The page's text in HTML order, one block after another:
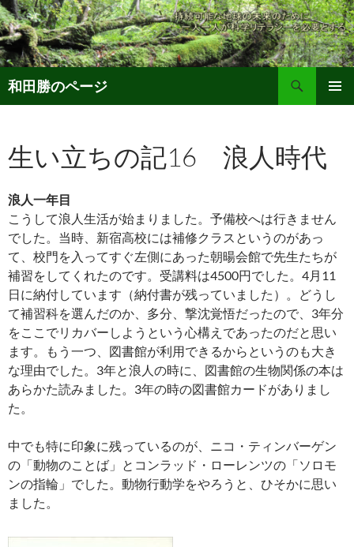
コ
ン
テ
ン
ツ
へ
ッ
和田勝のページ
検
索
生い立ちの記16 浪人時代
浪人一年目
こうして浪人生活が始まりました。予備校へは行きません
でした。当時、新宿高校には補修クラスというのがあっ
て、校門を入ってすぐ左側にあった朝暘会館で先生たちが
補習をしてくれたのです。受講料は4500円でした。4月11
日に納付しています（納付書が残っていました）。どうし
て補習科を選んだのか、多分、撃沈覚悟だったので、3年分
をここでリカバーしようという心構えであったのだと思い
ます。もう一つ、図書館が利用できるからというのも大き
な理由でした。3年と浪人の時に、図書館の生物関係の本は
あらかた読みました。3年の時の図書館カードがありまし
た。
中でも特に印象に残っているのが、ニコ・ティンバーゲン
の「動物のことば」とコンラッド・ローレンツの「ソロモ
ンの指輪」でした。動物行動学をやろうと、ひそかに思い
ました。